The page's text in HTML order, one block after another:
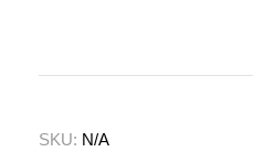
SKU: N/A